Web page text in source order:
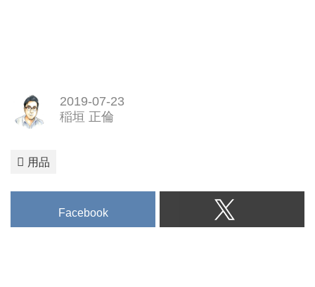
2019-07-23
稲垣 正倫
用品
Facebook